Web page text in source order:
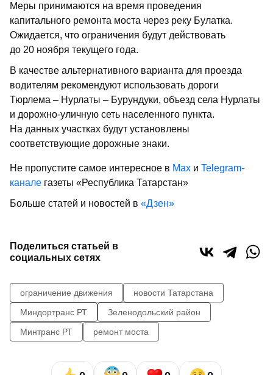
Меры принимаются на время проведения
капитального ремонта моста через реку Булатка.
Ожидается, что ограничения будут действовать
до 20 ноября текущего года.
В качестве альтернативного варианта для проезда
водителям рекомендуют использовать дороги
Тюрлема – Нурлаты – Бурундуки, объезд села Нурлаты
и дорожно-уличную сеть населенного пункта.
На данных участках будут установлены
соответствующие дорожные знаки.
Не пропустите самое интересное в Max и Telegram-
канале газеты «Республика Татарстан»
Больше статей и новостей в «Дзен»
Поделиться статьей в
социальных сетях
ограничение движения
новости Татарстана
Миндортранс РТ
Зеленодольский район
Минтранс РТ
ремонт моста